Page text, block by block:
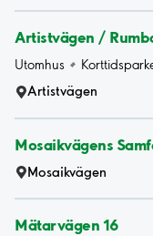
Artistvägen /
Utomhus
Artistvägen
Mosaikvägens
Mosaikvägen
Mätarvägen 16